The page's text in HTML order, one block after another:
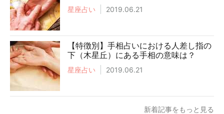
星座占い 2019.06.21
【特徴別】手相占いにおける人差し指の
下（木星丘）にある手相の意味は？
星座占い 2019.06.21
新着記事をもっと見る